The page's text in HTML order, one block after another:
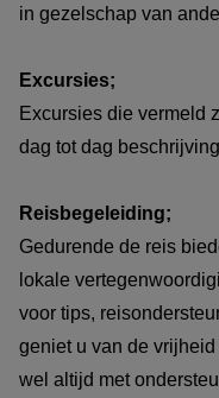
in gezelschap van
Excursies;
Excursies die vermeld
dag tot dag
Reisbegeleiding;
Gedurende de reis
lokale
voor tips,
geniet u van de
wel altijd met